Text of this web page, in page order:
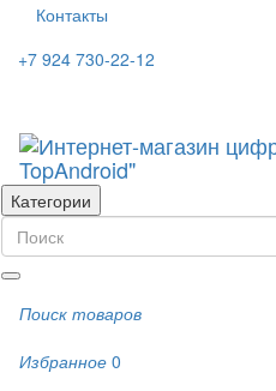
Контакты
+7 924 730-22-12
Категории
Поиск товаров
Избранное 0